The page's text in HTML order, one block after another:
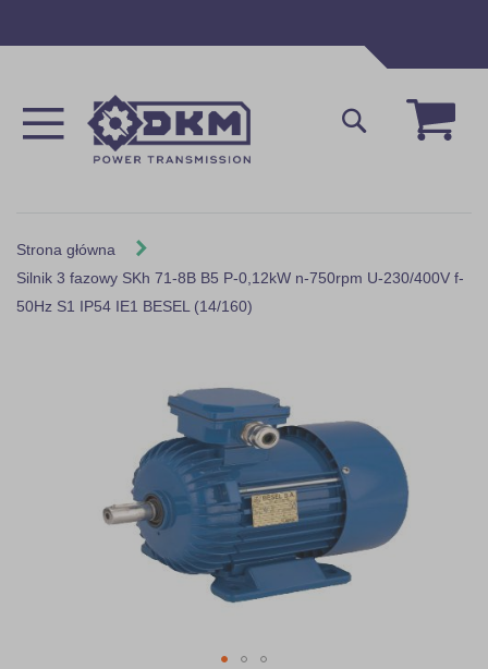
Mój
Szukaj
Strona główna
Silnik 3 fazowy SKh 71-8B B5 P-0,12kW n-750rpm U-230/400V f-
50Hz S1 IP54 IE1 BESEL (14/160)